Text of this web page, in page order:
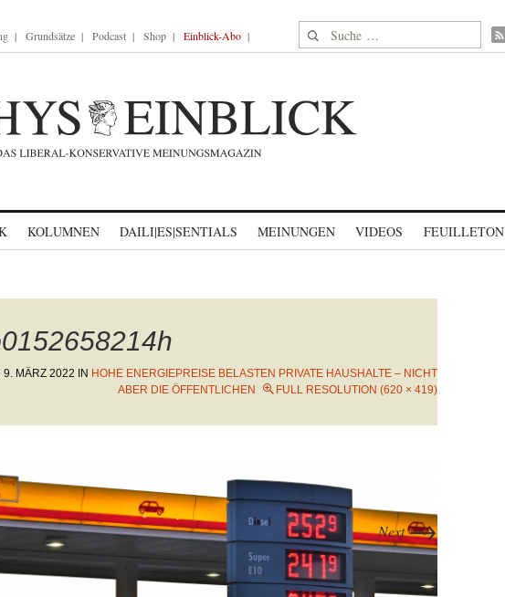
Grundsätze Podcast Shop Einblick-Abo Suche nach:
KOLUMNEN DAILI|ES|SENTIALS MEINUNGEN VIDEOS FEUILLETON
9. MÄRZ 2022 IN HOHE ENERGIEPREISE BELASTEN PRIVATE HAUSHALTE – NICHT
ABER DIE ÖFFENTLICHEN
FULL RESOLUTION (620 × 419)
Next→